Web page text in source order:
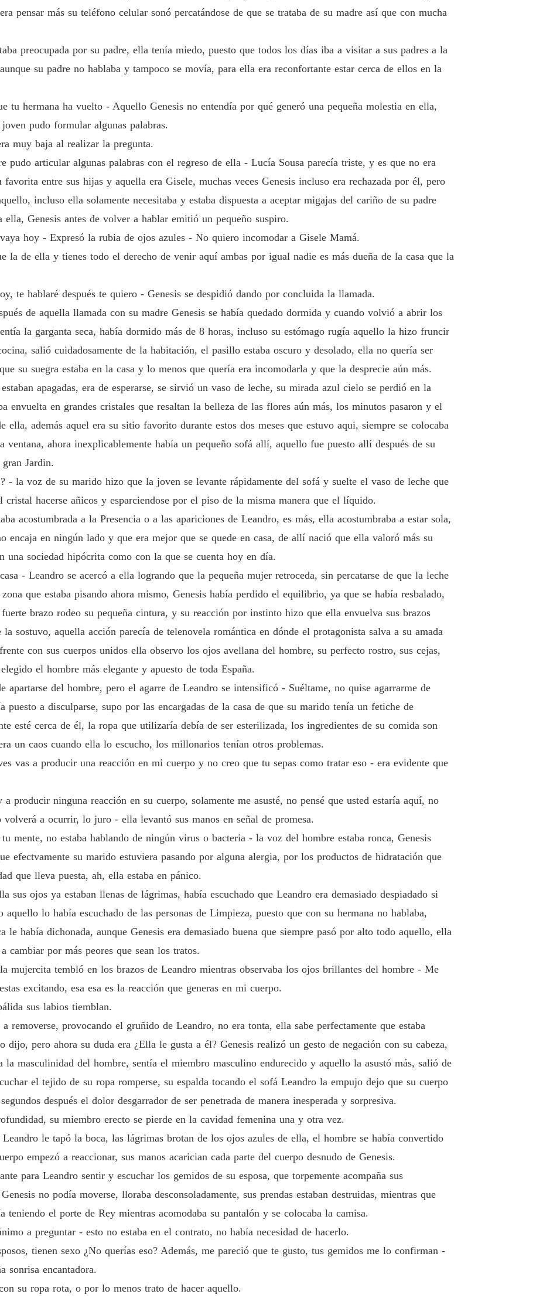
pensar más su teléfono celular sonó percatándose de que se trataba de su madre así que con mucha
preocupada por su padre, ella tenía miedo, puesto que todos los días iba a visitar a sus padres a la
su padre no hablaba y tampoco se movía, para ella era reconfortante estar cerca de ellos en la
tu hermana ha vuelto - Aquello Genesis no entendía por qué generó una pequeña molestia en ella,
pudo formular algunas palabras.
muy baja al realizar la pregunta.
pudo articular algunas palabras con el regreso de ella - Lucía Sousa parecía triste, y es que no era
favorita entre sus hijas y aquella era Gisele, muchas veces Genesis incluso era rechazada por él, pero
incluso ella solamente necesitaba y estaba dispuesta a aceptar migajas del cariño de su padre
ella, Genesis antes de volver a hablar emitió un pequeño suspiro.
hoy - Expresó la rubia de ojos azules - No quiero incomodar a Gisele Mamá.
la de ella y tienes todo el derecho de venir aquí ambas por igual nadie es más dueña de la casa que la
te hablaré después te quiero - Genesis se despidió dando por concluida la llamada.
de aquella llamada con su madre Genesis se había quedado dormida y cuando volvió a abrir los
la garganta seca, había dormido más de 8 horas, incluso su estómago rugía aquello la hizo fruncir
salió cuidadosamente de la habitación, el pasillo estaba oscuro y desolado, ella no quería ser
su suegra estaba en la casa y lo menos que quería era incomodarla y que la desprecie aún más.
apagadas, era de esperarse, se sirvió un vaso de leche, su mirada azul cielo se perdió en la
envuelta en grandes cristales que resaltan la belleza de las flores aún más, los minutos pasaron y el
ella, además aquel era su sitio favorito durante estos dos meses que estuvo aqui, siempre se colocaba
ventana, ahora inexplicablemente había un pequeño sofá allí, aquello fue puesto allí después de su
Jardin.
- la voz de su marido hizo que la joven se levante rápidamente del sofá y suelte el vaso de leche que
cristal hacerse añicos y esparciendose por el piso de la misma manera que el líquido.
acostumbrada a la Presencia o a las apariciones de Leandro, es más, ella acostumbraba a estar sola,
encaja en ningún lado y que era mejor que se quede en casa, de allí nació que ella valoró más su
una sociedad hipócrita como con la que se cuenta hoy en día.
- Leandro se acercó a ella logrando que la pequeña mujer retroceda, sin percatarse de que la leche
que estaba pisando ahora mismo, Genesis había perdido el equilibrio, ya que se había resbalado,
brazo rodeo su pequeña cintura, y su reacción por instinto hizo que ella envuelva sus brazos
sostuvo, aquella acción parecía de telenovela romántica en dónde el protagonista salva a su amada
con sus cuerpos unidos ella observo los ojos avellana del hombre, su perfecto rostro, sus cejas,
el hombre más elegante y apuesto de toda España.
del hombre, pero el agarre de Leandro se intensificó - Suéltame, no quise agarrarme de
puesto a disculparse, supo por las encargadas de la casa de que su marido tenía un fetiche de
esté cerca de él, la ropa que utilizaría debía de ser esterilizada, los ingredientes de su comida son
un caos cuando ella lo escucho, los millonarios tenían otros problemas.
vas a producir una reacción en mi cuerpo y no creo que tu sepas como tratar eso - era evidente que
producir ninguna reacción en su cuerpo, solamente me asusté, no pensé que usted estaría aquí, no
a ocurrir, lo juro - ella levantó sus manos en señal de promesa.
mente, no estaba hablando de ningún virus o bacteria - la voz del hombre estaba ronca, Genesis
efectvamente su marido estuviera pasando por alguna alergia, por los productos de hidratación que
que lleva puesta, ah, ella estaba en pánico.
sus ojos ya estaban llenas de lágrimas, había escuchado que Leandro era demasiado despiadado si
lo había escuchado de las personas de Limpieza, puesto que con su hermana no hablaba,
había dichonada, aunque Genesis era demasiado buena que siempre pasó por alto todo aquello, ella
cambiar por más peores que sean los tratos.
mujercita tembló en los brazos de Leandro mientras observaba los ojos brillantes del hombre - Me
excitando, esa esa es la reacción que generas en mi cuerpo.
sus labios tiemblan.
removerse, provocando el gruñido de Leandro, no era tonta, ella sabe perfectamente que estaba
pero ahora su duda era ¿Ella le gusta a él? Genesis realizó un gesto de negación con su cabeza,
la masculinidad del hombre, sentía el miembro masculino endurecido y aquello la asustó más, salió de
el tejido de su ropa romperse, su espalda tocando el sofá Leandro la empujo dejo que su cuerpo
después el dolor desgarrador de ser penetrada de manera inesperada y sorpresiva.
su miembro erecto se pierde en la cavidad femenina una y otra vez.
le tapó la boca, las lágrimas brotan de los ojos azules de ella, el hombre se había convertido
empezó a reaccionar, sus manos acarician cada parte del cuerpo desnudo de Genesis.
para Leandro sentir y escuchar los gemidos de su esposa, que torpemente acompaña sus
no podía moverse, lloraba desconsoladamente, sus prendas estaban destruidas, mientras que
teniendo el porte de Rey mientras acomodaba su pantalón y se colocaba la camisa.
a preguntar - esto no estaba en el contrato, no había necesidad de hacerlo.
tienen sexo ¿No querías eso? Además, me pareció que te gusto, tus gemidos me lo confirman -
sonrisa encantadora.
su ropa rota, o por lo menos trato de hacer aquello.
AMADA POR EL CEO
AMADA POR EL CEO
Capítulo 21 TATUAJE
13/03/2024
Capítulo 22 No vas a embarazarte
13/03/2024
AMADA POR EL CEO
Capítulo 24 INVERSIONISTAS
13/03/2024
AMADA POR EL CEO
Capítulo 25 INUTILIDAD
AMADA POR EL CEO
Capítulo 26 EMFERMO
13/03/2024
Capítulo 27 PÓRTATE BIEN
AMADA POR EL CEO
Capítulo 28 DEJA DE ACTUAR ASI
13/03/2024
AMADA POR EL CEO
Capítulo 29 PERDIDA DEL PROYECTO
AMADA POR EL CEO
Capítulo 30 NO PUEDES TENER HIJOS
13/03/2024
AMADA POR EL CEO
Capítulo 31 ESTERIL
13/03/2024
Capítulo 32 UN NOSOTROS QUE NO EXISTE
13/03/2024
Capítulo 33 ESTOY CANSADO
13/03/2024
Capítulo 34 Firmar el divorcio
Capítulo 35 GOLPE
13/03/2024
Capítulo 36 NUEVAMENTE EN LOS BRAZOS DE ÉL
Capítulo 38 USB
AMADA POR EL CEO
Capítulo 39 EN LA DISCO